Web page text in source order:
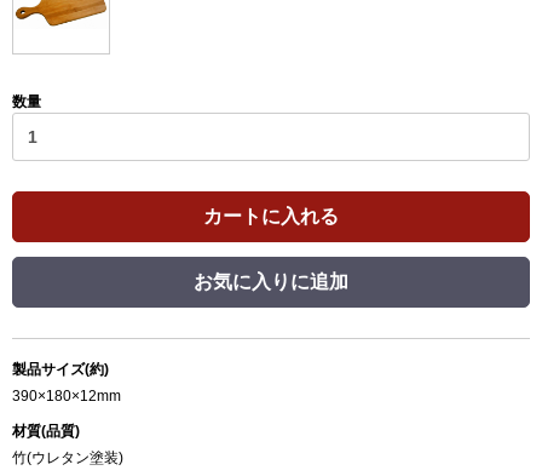
数量
カートに入れる
お気に入りに追加
製品サイズ(約)
390×180×12mm
材質(品質)
竹(ウレタン塗装)